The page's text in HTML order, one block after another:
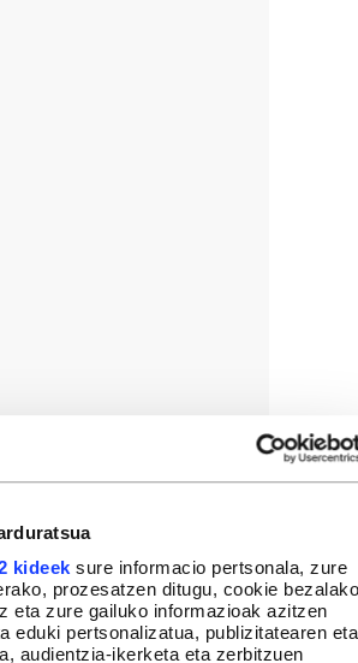
kideek sure informacio pertsonala, zure
prozesatzen ditugu, cookie bezalako
eta zure gailuko informazioak azitzen
eduki pertsonalizatua, publizitatearen eta
audientzia-ikerketa eta zerbitzuen